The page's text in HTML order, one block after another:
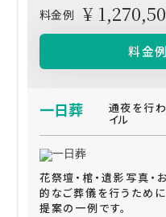
料金例 ¥
料金
一日葬 通夜を行
イル
花祭壇・棺・遺影写真・
的なご葬儀を行うため
提案の一例です。